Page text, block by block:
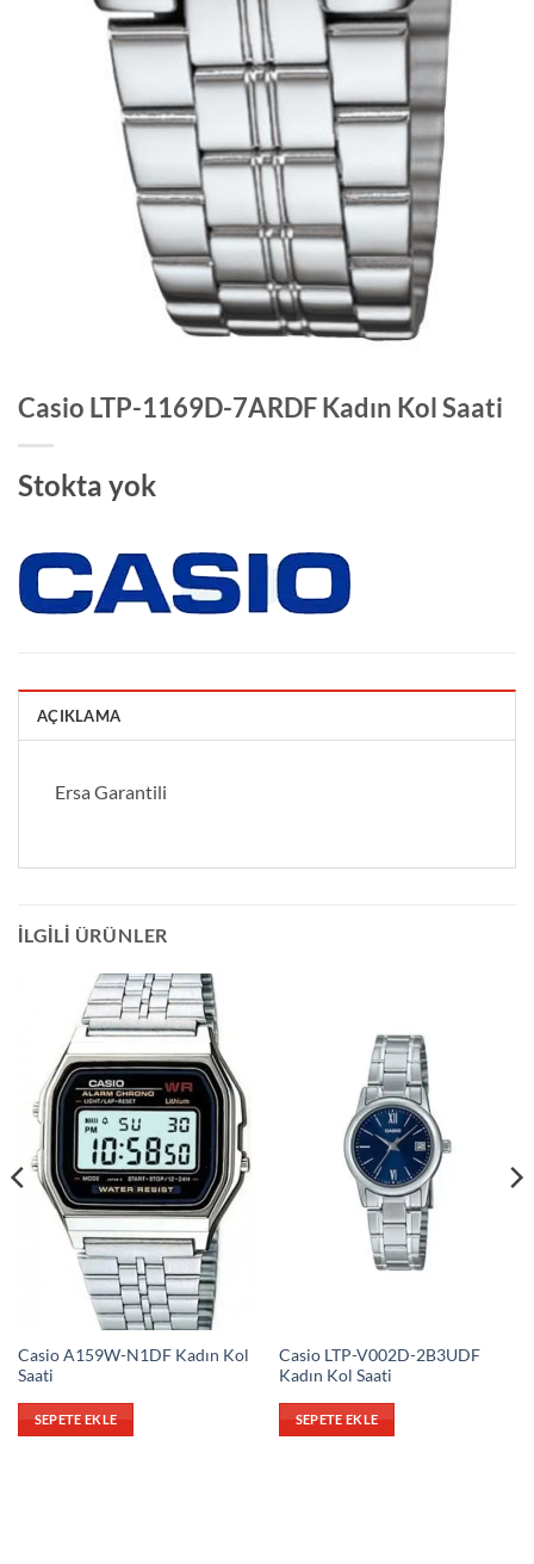
Casio LTP-1169D-7ARDF Kadın Kol Saati
Stokta yok
AÇIKLAMA
Ersa Garantili
İLGILI ÜRÜNLER
Casio A159W-N1DF Kadın Kol
Saati
SEPETE EKLE
Casio LTP-V002D-2B3UDF
Kadın Kol Saati
SEPETE EKLE